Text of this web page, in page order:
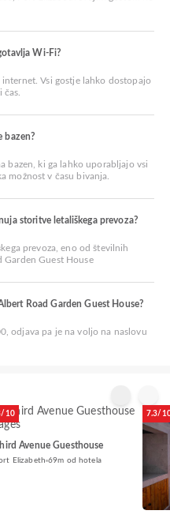
Wi-Fi?
Vsi gostje lahko dostopajo
bazen?
bazen, ki ga lahko uporabljajo vsi
možnost v času bivanja.
storitve letališkega prevoza?
prevoza, eno od številnih
Guest House
Road Garden Guest House?
odjava pa je na voljo na naslovu
10
Avenue Guesthouse
Elizabeth 69m od hotela
7.3/